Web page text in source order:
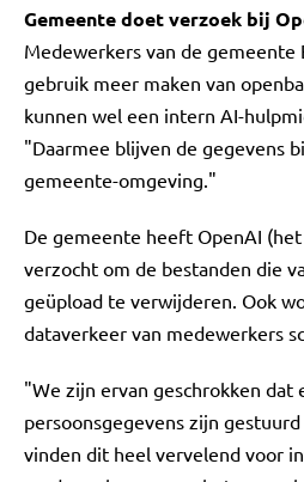
Gemeente doet verzoek bij
Medewerkers van de gemeente
gebruik meer maken van
kunnen wel een intern AI-
"Daarmee blijven de gegevens
gemeente-omgeving."
De gemeente heeft OpenAI
verzocht om de bestanden die
geüpload te verwijderen. Ook
dataverkeer van medewerkers
"We zijn ervan geschrokken dat
persoonsgegevens zijn
vinden dit heel vervelend voor